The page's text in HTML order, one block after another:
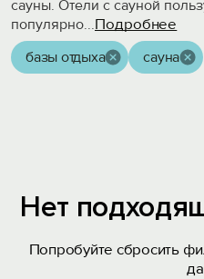
сауны. Отели с сауной
популярно...Подробнее
базы отдыха сауна
Нет
Попробуйте сбросить